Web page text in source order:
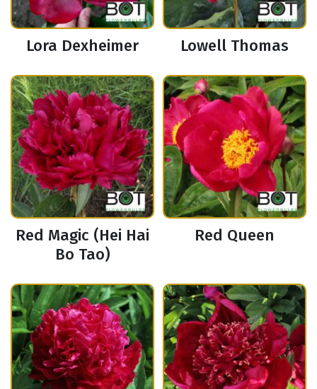
Lora Dexheimer Lowell Thomas
Red Magic (Hei Hai
Bo Tao)
Red Queen